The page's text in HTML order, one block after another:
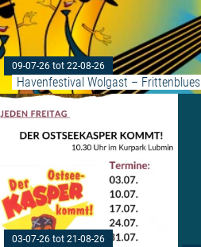
09-07-26 tot 22-08-26
Havenfestival Wolgast –
03-07-26 tot 21-08-26